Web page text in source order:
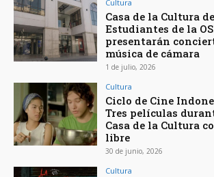
Cultura
Casa de la Cultura
Estudiantes de la
presentarán
música de cámara
1 de julio, 2026
Cultura
Ciclo de Cine
Tres películas
Casa de la Cultura
libre
30 de junio, 2026
Cultura